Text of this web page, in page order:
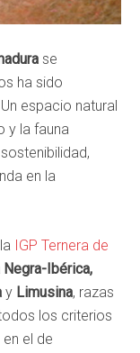
se
ha sido
espacio natural
y la fauna
en la
IGP Ternera de
Negra-Ibérica,
y Limusina, razas
los criterios
el de